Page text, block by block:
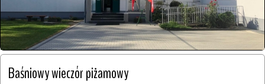
Baśniowy wieczór piżamowy